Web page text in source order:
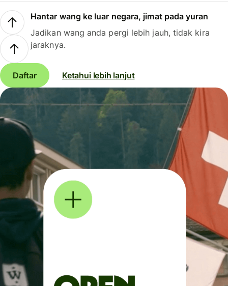
Hantar wang ke luar negara, jimat pada yuran
Jadikan wang anda pergi lebih jauh, tidak kira
jaraknya.
Daftar Ketahui lebih lanjut